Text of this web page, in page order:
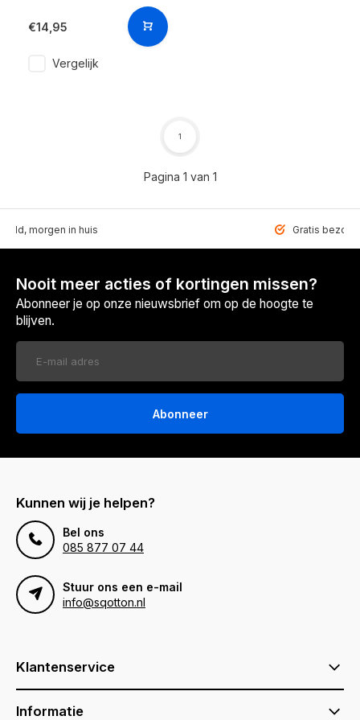
€14,95
Vergelijk
Pagina 1 van 1
1
morgen in huis Gratis
Nooit meer acties of kortingen missen?
Abonneer je op onze nieuwsbrief om op de hoogte te
blijven.
Abonneer
Kunnen wij je helpen?
Bel ons
085 877 07 44
Stuur ons een e-mail
info@sqotton.nl
Klantenservice
Informatie